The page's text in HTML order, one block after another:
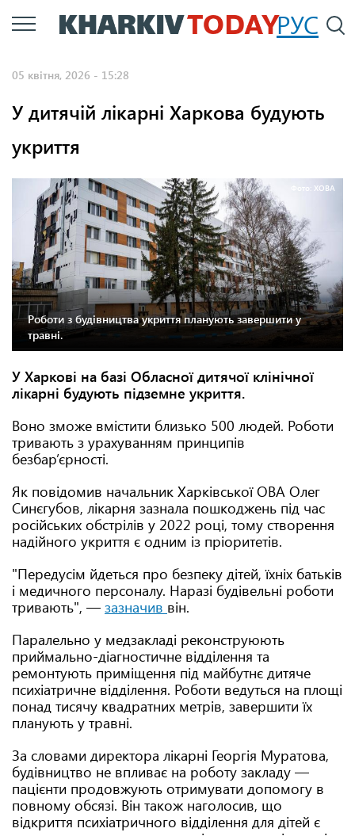
Перейти
до
РУС
05 квітня, 2026 - 15:28
У дитячій лікарні Харкова будують
укриття
Фото: ХОВА
Роботи з будівництва укриття планують завершити у
травні.
У Харкові на базі Обласної дитячої клінічної
лікарні будують підземне укриття.
Воно зможе вмістити близько 500 людей. Роботи
тривають з урахуванням принципів
безбар’єрності.
Як повідомив начальник Харківської ОВА Олег
Синєгубов, лікарня зазнала пошкоджень під час
російських обстрілів у 2022 році, тому створення
надійного укриття є одним із пріоритетів.
"Передусім йдеться про безпеку дітей, їхніх батьків
і медичного персоналу. Наразі будівельні роботи
тривають", — зазначив він.
Паралельно у медзакладі реконструюють
приймально-діагностичне відділення та
ремонтують приміщення під майбутнє дитяче
психіатричне відділення. Роботи ведуться на площі
понад тисячу квадратних метрів, завершити їх
планують у травні.
За словами директора лікарні Георгія Муратова,
будівництво не впливає на роботу закладу —
пацієнти продовжують отримувати допомогу в
повному обсязі. Він також наголосив, що
відкриття психіатричного відділення для дітей є